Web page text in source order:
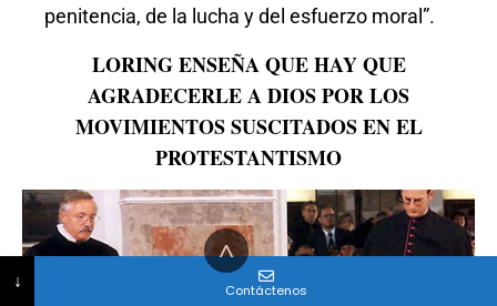
penitencia, de la lucha y del esfuerzo moral”.
LORING ENSEÑA QUE HAY QUE
AGRADECERLE A DIOS POR LOS
MOVIMIENTOS SUSCITADOS EN EL
PROTESTANTISMO
^
↓ Contáctenos